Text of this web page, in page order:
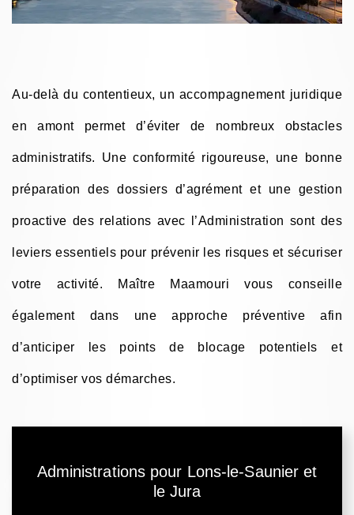
Au-delà du contentieux, un accompagnement juridique
en amont permet d’éviter de nombreux obstacles
administratifs. Une conformité rigoureuse, une bonne
préparation des dossiers d’agrément et une gestion
proactive des relations avec l’Administration sont des
leviers essentiels pour prévenir les risques et sécuriser
votre activité. Maître Maamouri vous conseille
également dans une approche préventive afin
d’anticiper les points de blocage potentiels et
d’optimiser vos démarches.
Administrations pour Lons-le-Saunier et
le Jura